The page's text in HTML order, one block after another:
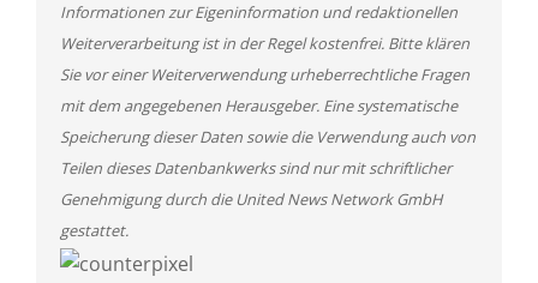
Informationen zur Eigeninformation und redaktionellen
Weiterverarbeitung ist in der Regel kostenfrei. Bitte klären
Sie vor einer Weiterverwendung urheberrechtliche Fragen
mit dem angegebenen Herausgeber. Eine systematische
Speicherung dieser Daten sowie die Verwendung auch von
Teilen dieses Datenbankwerks sind nur mit schriftlicher
Genehmigung durch die United News Network GmbH
gestattet.